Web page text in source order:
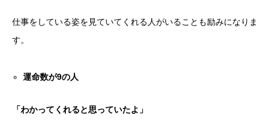
仕事をしている姿を見ていてくれる人がいることも励みになりま
す。
運命数が9の人
「わかってくれると思っていたよ」